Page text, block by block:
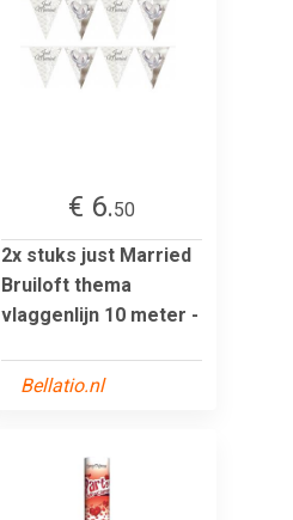
€ 6.50
2x stuks just Married
Bruiloft thema
vlaggenlijn 10 meter -
Bellatio.nl